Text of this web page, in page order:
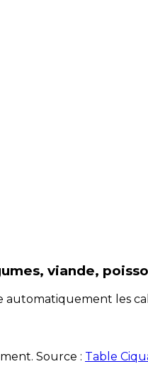
viande,
les
Source : Table